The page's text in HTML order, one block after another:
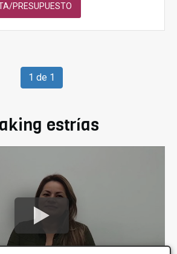
PRESUPUESTO
1 de 1
estrías